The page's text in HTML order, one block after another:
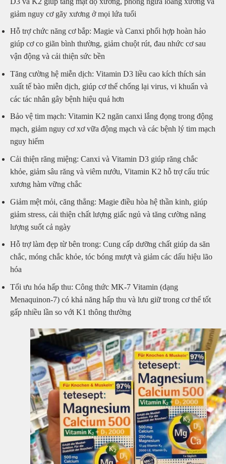
giảm nguy cơ gãy xương ở mọi lứa tuổi
Hỗ trợ chức năng cơ bắp: Magie và Canxi phối hợp hoàn hảo
giúp cơ co giãn bình thường, giảm chuột rút, đau nhức cơ sau
vận động và cải thiện sức bền
Tăng cường hệ miễn dịch: Vitamin D3 liều cao kích thích sản
xuất tế bào miễn dịch, giúp cơ thể chống lại virus, vi khuẩn và
các tác nhân gây bệnh hiệu quả hơn
Bảo vệ tim mạch: Vitamin K2 ngăn canxi lắng đọng trong động
mạch, giảm nguy cơ xơ vữa động mạch và các bệnh lý tim mạch
nguy hiểm
Cải thiện răng miệng: Canxi và Vitamin D3 giúp răng chắc
khỏe, giảm sâu răng và viêm nướu, Vitamin K2 hỗ trợ cấu trúc
xương hàm vững chắc
Giảm mệt mỏi, căng thẳng: Magie điều hòa hệ thần kinh, giúp
giảm stress, cải thiện chất lượng giấc ngủ và tăng cường năng
lượng suốt cả ngày
Hỗ trợ làm đẹp từ bên trong: Cung cấp dưỡng chất giúp da săn
chắc, móng chắc khỏe, tóc bóng mượt và giảm các dấu hiệu lão
hóa
Tối ưu hóa hấp thu: Công thức MK-7 Vitamin (dạng
Menaquinon-7) có khả năng hấp thu và lưu giữ trong cơ thể tốt
gấp nhiều lần so với K1 thông thường